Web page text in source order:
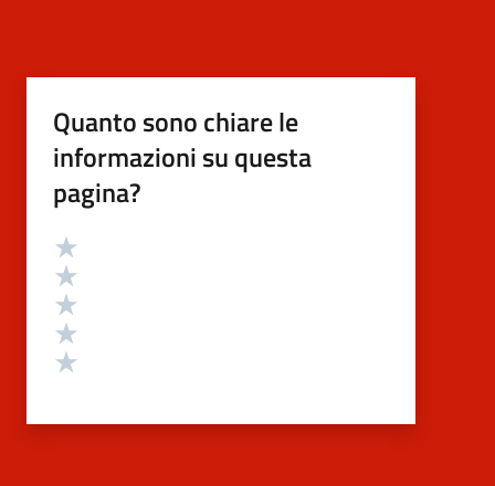
Quanto sono chiare le
informazioni su questa
pagina?
Valutazione